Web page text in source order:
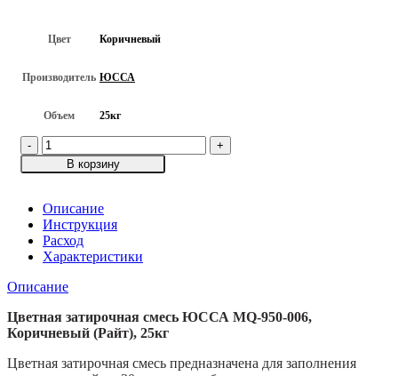
Цвет Коричневый
Производитель ЮССА
Объем 25кг
Количество
товара
Цветная
смесь
ЮССА
MQ-
950-
Коричневый
25кг
В корзину
Описание
Инструкция
Расход
Характеристики
Описание
Цветная затирочная смесь ЮССА MQ-950-006,
Коричневый (Райт), 25кг
Цветная затирочная смесь предназначена для заполнения